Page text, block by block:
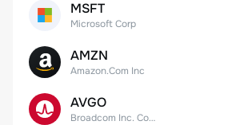
MSFT
Microsoft Corp
AMZN
Amazon.Com Inc
AVGO
Broadcom Inc. Common Stock